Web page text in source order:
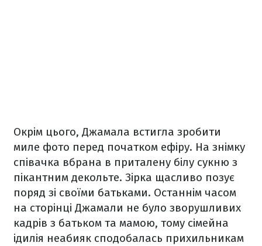
Окрім цього, Джамала встигла зробити
миле фото перед початком ефіру. На знімку
співачка вбрана в приталену білу сукню з
пікантним декольте. Зірка щасливо позує
поряд зі своїми батьками. Останнім часом
на сторінці Джамали не було зворушливих
кадрів з батьком та мамою, тому сімейна
ідилія неабияк сподобалась прихильникам